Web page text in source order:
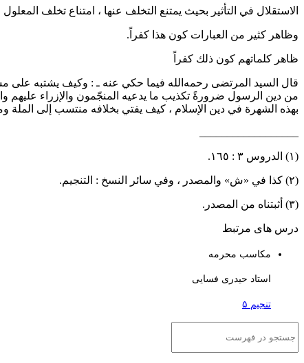
الاستقلال في التأثير بحيث يمتنع التخلف عنها ، امتناع تخلف المعلول
وظاهر كثير من العبارات كون هذا كفراً.
ظاهر كلماتهم كون ذلك كفراً
قال السيد المرتضى رحمه‌الله فيما حكي عنه ـ : وكيف يشتبه على
من دين الرسول ضرورةً تكذيب ما يدعيه المنجّمون والإزراء عليهم
بهذه الشهرة في دين الإسلام ، كيف يفتي بخلافه منتسب إلى الملة
(١) الدروس ٣ : ١٦٥.
(٢) كذا في «ش» والمصدر ، وفي سائر النسخ : التنجيم.
(٣) أثبتناه من المصدر.
درس های مرتبط
مکاسب محرمه
استاد حیدری فسایی
تنجیم ۵